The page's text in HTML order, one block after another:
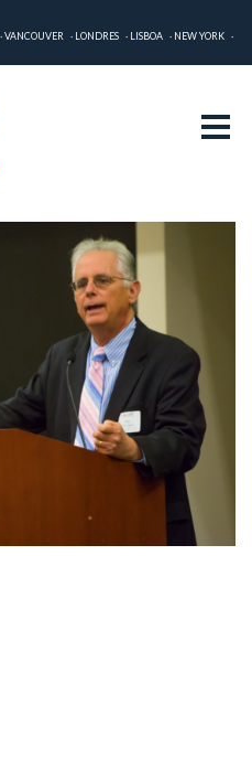
VANCOUVER LONDRES LISBOA
NEW YORK